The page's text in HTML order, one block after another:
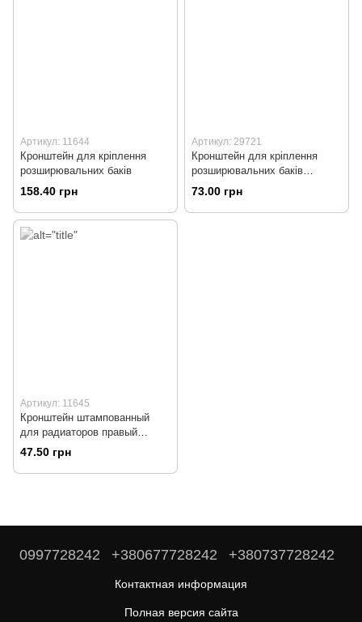
Артикул: 11644
Кронштейн для кріплення
розширювальних баків
158.40 грн
Артикул: 29721
Кронштейн для кріплення
розширювальних баків
(фіксований) KVD
73.00 грн
Артикул: 11645
Кронштейн штампованный
для радиаторов правый
левый универсальный
47.50 грн
0997728242 +380677728242 +380737728242
Контактная информация
Полная версия сайта